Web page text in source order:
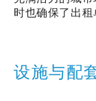
时也确保了出租
设施与配